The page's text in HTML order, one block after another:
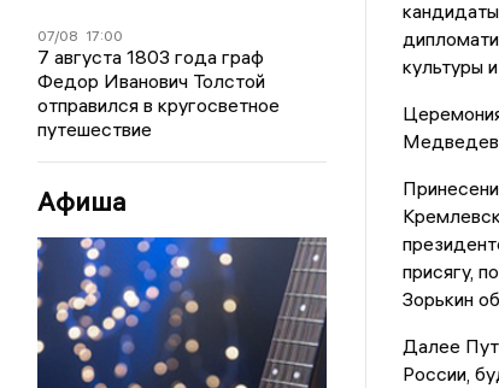
07/08 17:00
7 августа 1803 года граф
Федор Иванович Толстой
отправился в кругосветное
путешествие
Афиша
культуры
присягу,
Зорькин
Далее
России,